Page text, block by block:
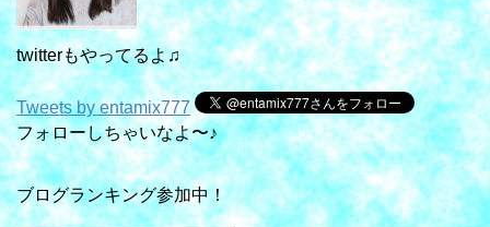
twitterもやってるよ♫
Tweets by entamix777
フォローしちゃいなよ〜♪
ブログランキング参加中！